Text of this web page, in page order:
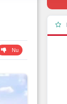
Nu